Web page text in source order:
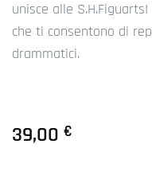
unisce alle
che ti consentono di
drammatici.
39,00 €